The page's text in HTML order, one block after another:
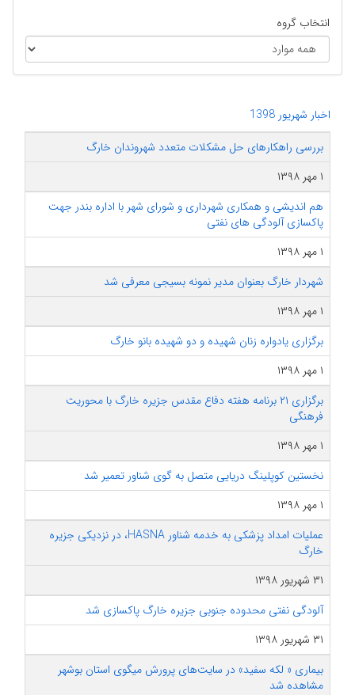
انتخاب گروه
اخبار شهریور 1398
بررسی راهکارهای حل مشکلات متعدد شهروندان خارگ
۱ مهر ۱۳۹۸
هم اندیشی و همکاری شهرداری و شورای شهر با اداره بندر جهت
پاکسازی آلودگی های نفتی
۱ مهر ۱۳۹۸
شهردار خارگ بعنوان مدیر نمونه بسیجی معرفی شد
۱ مهر ۱۳۹۸
برگزاری یادواره زنان شهیده و دو شهیده بانو خارگ
۱ مهر ۱۳۹۸
برگزاری ۲۱ برنامه هفته دفاع مقدس جزیره خارگ با محوریت
فرهنگی
۱ مهر ۱۳۹۸
نخستین کوپلینگ دریایی متصل به گوی شناور تعمیر شد
۱ مهر ۱۳۹۸
عملیات امداد پزشکی به خدمه شناور HASNA، در نزدیکی جزیره
خارگ
۳۱ شهریور ۱۳۹۸
آلودگی نفتی محدوده جنوبی جزیره خارگ پاکسازی شد
۳۱ شهریور ۱۳۹۸
بیماری « لکه سفید» در سایت‌های پرورش میگوی استان بوشهر
مشاهده شد